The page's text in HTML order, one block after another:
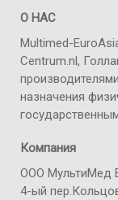
О НАС
Multimed-
Centrum.nl,
назначения
Компания
ООО МультиМед
4-ый